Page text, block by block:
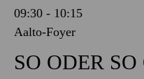
09:30 - 10:15
Aalto-Foyer
SO ODER SO